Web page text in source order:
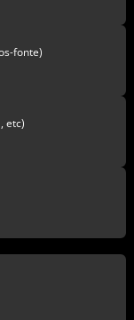
fonte)
etc)